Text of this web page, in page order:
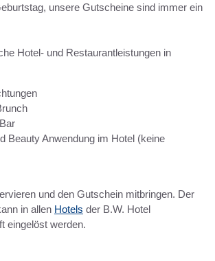
unsere Gutscheine sind immer ein
Hotel- und Restaurantleistungen in
Beauty Anwendung im Hotel (keine
und den Gutschein mitbringen. Der
in allen Hotels der B.W. Hotel
eingelöst werden.